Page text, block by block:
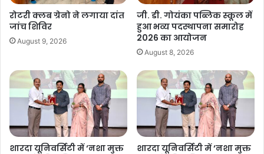
रोटरी क्लब ग्रेनो ने लगाया दांत
जांच शिविर
August 9, 2026
जी. डी. गोयंका पब्लिक स्कूल में
हुआ भव्य पदस्थापना समारोह
2026 का आयोजन
August 8, 2026
शारदा यूनिवर्सिटी में ‘नशा मुक्त
शारदा यूनिवर्सिटी में ‘नशा मुक्त